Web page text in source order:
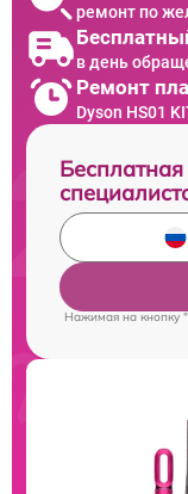
ремонт по
в день
Ремонт
Dyson HS01
Нажимая на кнопку